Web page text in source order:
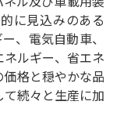
に見込みのある
、電気自動車、
ルギー、省エネ
格と穏やかな品
続々と生産に加